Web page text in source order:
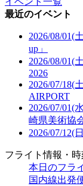
最近のイベント
2026/08/01(
up」
2026/08/01(
2026
2026/07/18(
AIRPORT
2026/07/01(
崎県美術協
2026/07/12(
フライト情報・時
本日のフラ
国内線出発